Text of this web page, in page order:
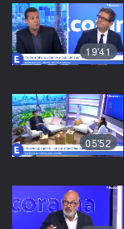
19'41
05'52